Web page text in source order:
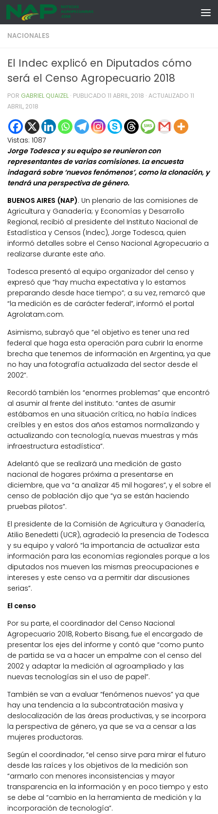
Skip to content
NACIONALES
El Indec explicó en Diputados cómo
será el Censo Agropecuario 2018
POR GABRIEL QUAIZEL · PUBLICADO 11 ABRIL, 2018 · ACTUALIZADO 11
ABRIL, 2018
Vistas: 1087
Jorge Todesca y su equipo se reunieron con
representantes de varias comisiones. La encuesta
indagará sobre ‘nuevos fenómenos’, como la clonación, y
tendrá una perspectiva de género.
BUENOS AIRES (NAP). Un plenario de las comisiones de
Agricultura y Ganadería; y Economías y Desarrollo
Regional, recibió al presidente del Instituto Nacional de
Estadística y Censos (Indec), Jorge Todesca, quien
informó detalles sobre el Censo Nacional Agropecuario a
realizarse durante este año.
Todesca presentó al equipo organizador del censo y
expresó que “hay mucha expectativa y lo estamos
preparando desde hace tiempo”; a su vez, remarcó que
“la medición es de carácter federal”, informó el portal
Agrolatam.com.
Asimismo, subrayó que “el objetivo es tener una red
federal que haga esta operación para cubrir la enorme
brecha que tenemos de información en Argentina, ya que
no hay una fotografía actualizada del sector desde el
2002”.
Recordó también los “enormes problemas” que encontró
al asumir al frente del instituto: “antes de asumir
estábamos en una situación crítica, no había índices
creíbles y en estos dos años estamos normalizando y
actualizando con tecnología, nuevas muestras y más
infraestructura estadística”.
Adelantó que se realizará una medición de gasto
nacional de hogares próxima a presentarse en
diciembre, que va “a analizar 45 mil hogares”, y el sobre el
censo de población dijo que “ya se están haciendo
pruebas pilotos”.
El presidente de la Comisión de Agricultura y Ganadería,
Atilio Benedetti (UCR), agradeció la presencia de Todesca
y su equipo y valoró “la importancia de actualizar esta
información para las economías regionales porque a los
diputados nos mueven las mismas preocupaciones e
intereses y este censo va a permitir dar discusiones
serias”.
El censo
Por su parte, el coordinador del Censo Nacional
Agropecuario 2018, Roberto Bisang, fue el encargado de
presentar los ejes del informe y contó que “como punto
de partida se va a hacer un empalme con el censo del
2002 y adaptar la medición al agroampliado y las
nuevas tecnologías sin el uso de papel”.
También se van a evaluar “fenómenos nuevos” ya que
hay una tendencia a la subcontratación masiva y
deslocalización de las áreas productivas, y se incorpora
la perspectiva de género, ya que se va a censar a las
mujeres productoras.
Según el coordinador, “el censo sirve para mirar el futuro
desde las raíces y los objetivos de la medición son
“armarlo con menores inconsistencias y mayor
transparencia en la información y en poco tiempo y esto
se debe al “cambio en la herramienta de medición y la
incorporación de tecnología”.